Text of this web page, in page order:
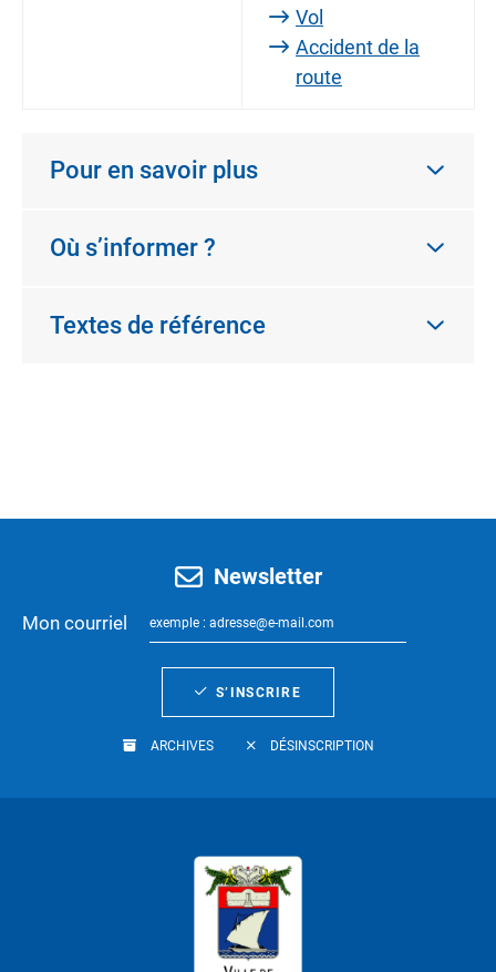
Vol
Accident de la
route
Pour en savoir plus
Où s’informer ?
Textes de référence
Newsletter
Mon courriel
S’INSCRIRE
ARCHIVES DÉSINSCRIPTION